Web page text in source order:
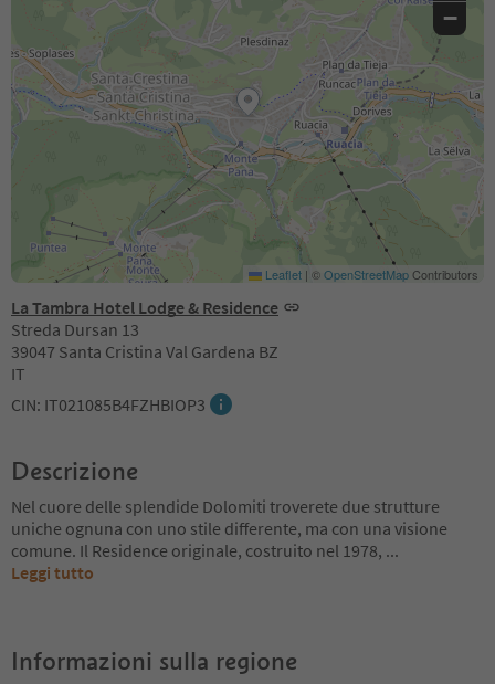
La Tambra Hotel Lodge & Residence
Streda Dursan 13
39047 Santa Cristina Val Gardena BZ
IT
CIN: IT021085B4FZHBIOP3
−
Leaflet | ©OpenStreetMapContributors
Descrizione
Nel cuore delle splendide Dolomiti troverete due strutture
uniche ognuna con uno stile differente, ma con una visione
comune. Il Residence originale, costruito nel 1978, ...
Leggi tutto
Informazioni sulla regione